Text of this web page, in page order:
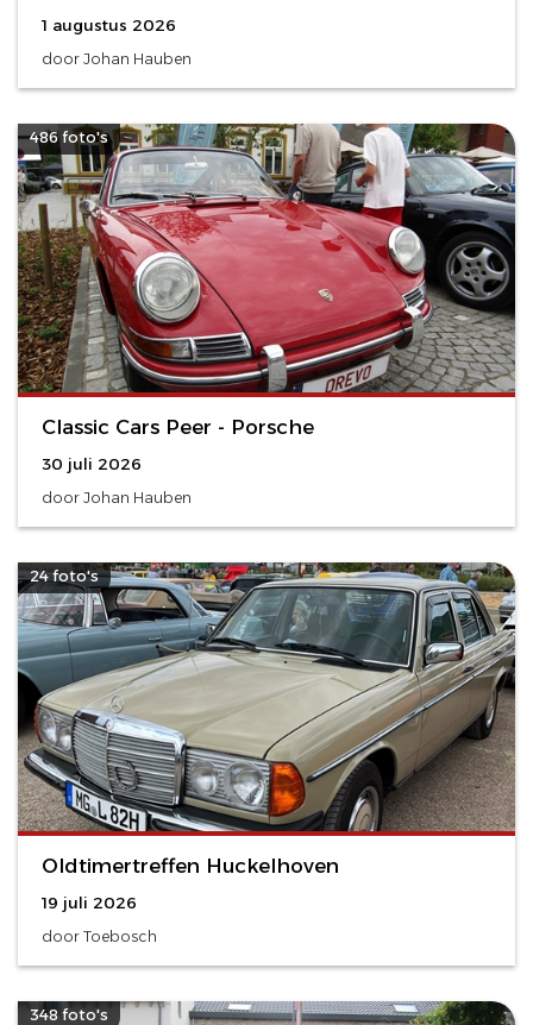
1 augustus 2026
door Johan Hauben
486 foto's
Classic Cars Peer - Porsche
30 juli 2026
door Johan Hauben
24 foto's
Oldtimertreffen Huckelhoven
19 juli 2026
door Toebosch
348 foto's